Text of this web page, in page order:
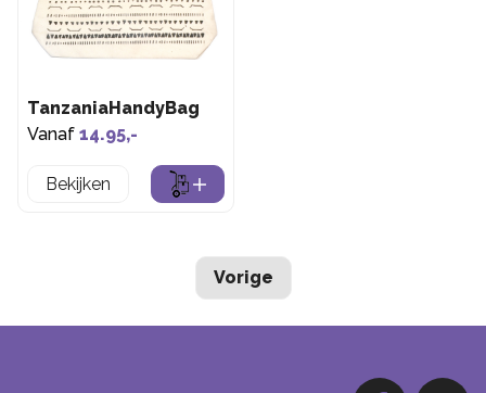
TanzaniaHandyBag
Vanaf 14.95,-
Bekijken
Vorige